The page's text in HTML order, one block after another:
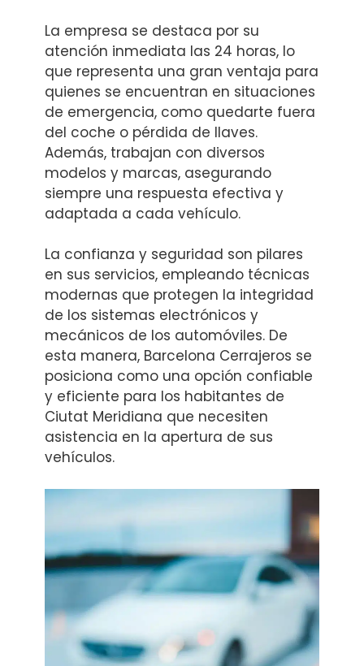
La empresa se destaca por su
atención inmediata las 24 horas, lo
que representa una gran ventaja para
quienes se encuentran en situaciones
de emergencia, como quedarte fuera
del coche o pérdida de llaves.
Además, trabajan con diversos
modelos y marcas, asegurando
siempre una respuesta efectiva y
adaptada a cada vehículo.
La confianza y seguridad son pilares
en sus servicios, empleando técnicas
modernas que protegen la integridad
de los sistemas electrónicos y
mecánicos de los automóviles. De
esta manera, Barcelona Cerrajeros se
posiciona como una opción confiable
y eficiente para los habitantes de
Ciutat Meridiana que necesiten
asistencia en la apertura de sus
vehículos.